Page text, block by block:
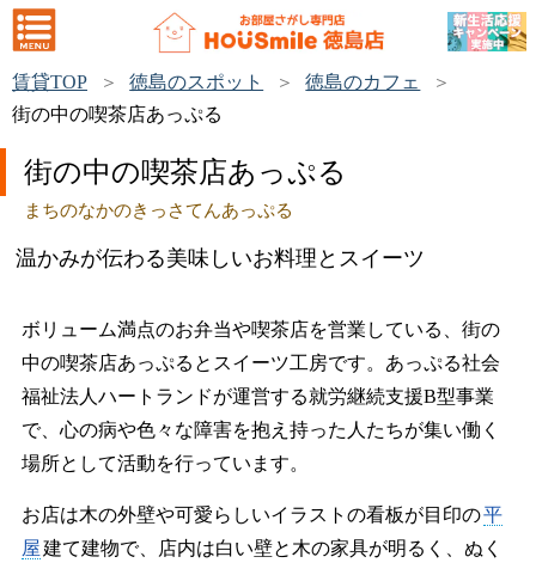
賃貸TOP 徳島のスポット
徳島のカフェ
街の中の喫茶店あっぷる
街の中の喫茶店あっぷる
まちのなかのきっさてんあっぷる
温かみが伝わる美味しいお料理とスイーツ
ボリューム満点のお弁当や喫茶店を営業している、街の
中の喫茶店あっぷるとスイーツ工房です。あっぷる社会
福祉法人ハートランドが運営する就労継続支援B型事業
で、心の病や色々な障害を抱え持った人たちが集い働く
場所として活動を行っています。
お店は木の外壁や可愛らしいイラストの看板が目印の平
屋建て建物で、店内は白い壁と木の家具が明るく、ぬく